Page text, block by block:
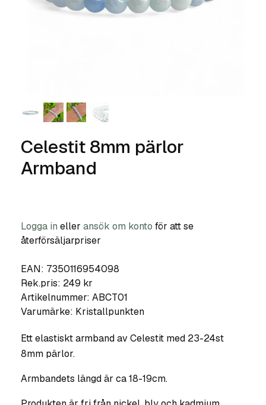
Celestit 8mm pärlor
Armband
Logga in eller ansök om konto för att se
återförsäljarpriser
EAN: 7350116954098
Rek.pris: 249 kr
Artikelnummer: ABCT01
Varumärke: Kristallpunkten
Ett elastiskt armband av Celestit med 23-24st
8mm pärlor.
Armbandets längd är ca 18-19cm.